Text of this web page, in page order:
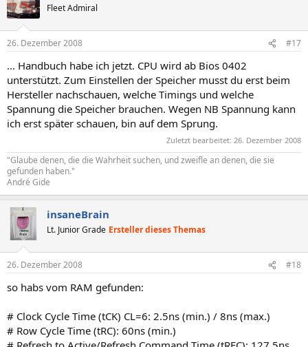
Fleet Admiral
26. Dezember 2008 #17
... Handbuch habe ich jetzt. CPU wird ab Bios 0402
unterstützt. Zum Einstellen der Speicher musst du erst beim
Hersteller nachschauen, welche Timings und welche
Spannung die Speicher brauchen. Wegen NB Spannung kann
ich erst später schauen, bin auf dem Sprung.
Zuletzt bearbeitet: 26. Dezember 2008
"Glaube denen, die die Wahrheit suchen, und zweifle an denen, die sie
gefunden haben."
André Gide
insaneBrain
Lt. Junior Grade Ersteller dieses Themas
26. Dezember 2008 #18
so habs vom RAM gefunden:
# Clock Cycle Time (tCK) CL=6: 2.5ns (min.) / 8ns (max.)
# Row Cycle Time (tRC): 60ns (min.)